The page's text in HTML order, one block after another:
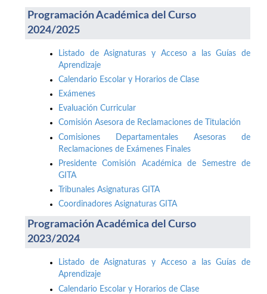
Programación Académica del Curso
2024/2025
Listado de Asignaturas y Acceso a las Guías de
Aprendizaje
Calendario Escolar y Horarios de Clase
Exámenes
Evaluación Curricular
Comisión Asesora de Reclamaciones de Titulación
Comisiones Departamentales Asesoras de
Reclamaciones de Exámenes Finales
Presidente Comisión Académica de Semestre de
GITA
Tribunales Asignaturas GITA
Coordinadores Asignaturas GITA
Programación Académica del Curso
2023/2024
Listado de Asignaturas y Acceso a las Guías de
Aprendizaje
Calendario Escolar y Horarios de Clase